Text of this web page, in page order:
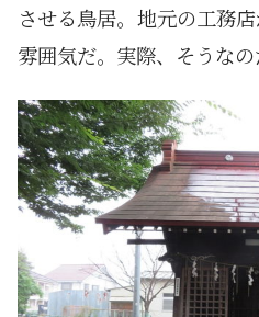
させる鳥居。地元の工務
雰囲気だ。実際、そうなの